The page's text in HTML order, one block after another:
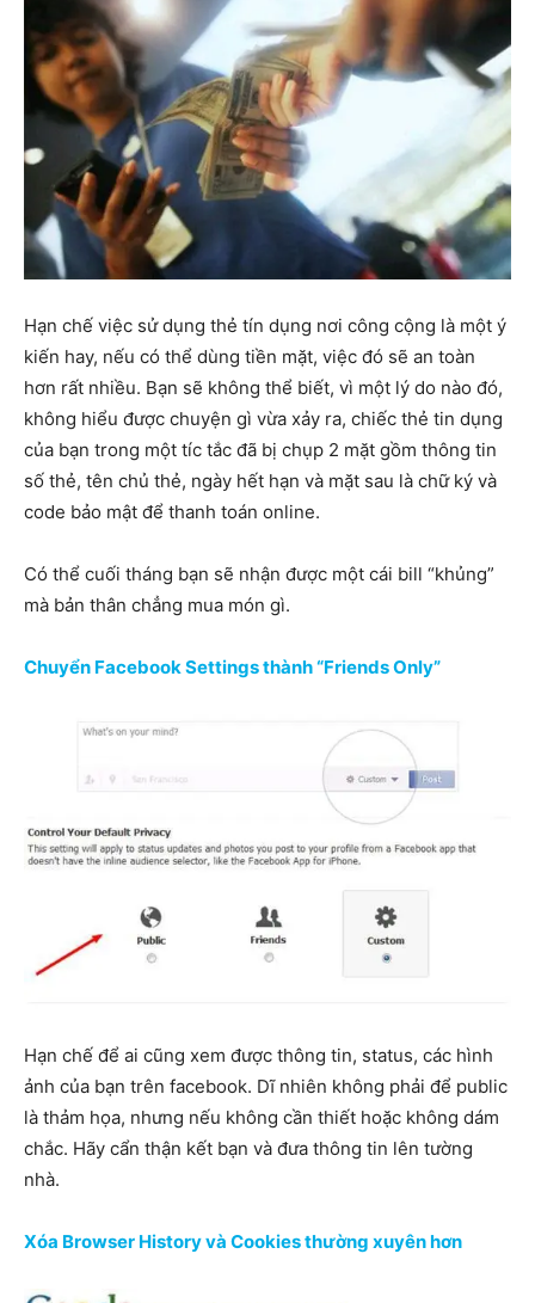
Hạn chế việc sử dụng thẻ tín dụng nơi công cộng là một ý
kiến hay, nếu có thể dùng tiền mặt, việc đó sẽ an toàn
hơn rất nhiều. Bạn sẽ không thể biết, vì một lý do nào đó,
không hiểu được chuyện gì vừa xảy ra, chiếc thẻ tin dụng
của bạn trong một tíc tắc đã bị chụp 2 mặt gồm thông tin
số thẻ, tên chủ thẻ, ngày hết hạn và mặt sau là chữ ký và
code bảo mật để thanh toán online.
Có thể cuối tháng bạn sẽ nhận được một cái bill “khủng”
mà bản thân chẳng mua món gì.
Chuyển Facebook Settings thành “Friends Only”
Hạn chế để ai cũng xem được thông tin, status, các hình
ảnh của bạn trên facebook. Dĩ nhiên không phải để public
là thảm họa, nhưng nếu không cần thiết hoặc không dám
chắc. Hãy cẩn thận kết bạn và đưa thông tin lên tường
nhà.
Xóa Browser History và Cookies thường xuyên hơn